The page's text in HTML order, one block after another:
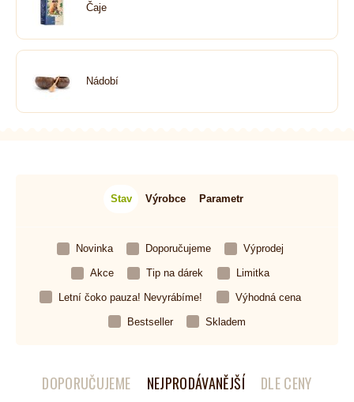
Čaje
Nádobí
Stav Výrobce Parametr
Novinka Doporučujeme Výprodej
Akce Tip na dárek Limitka
Letní čoko pauza! Nevyrábíme! Výhodná cena
Bestseller Skladem
DOPORUČUJEME NEJPRODÁVANĚJŠÍ DLE CENY